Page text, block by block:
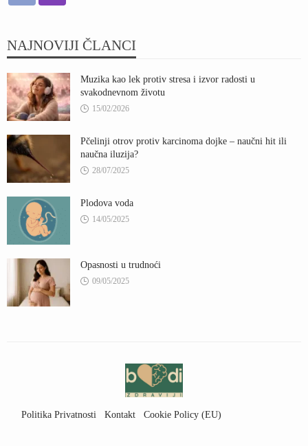
NAJNOVIJI ČLANCI
Muzika kao lek protiv stresa i izvor radosti u
svakodnevnom životu
15/02/2026
Pčelinji otrov protiv karcinoma dojke – naučni hit ili
naučna iluzija?
28/07/2025
Plodova voda
14/05/2025
Opasnosti u trudnoći
09/05/2025
Politika Privatnosti Kontakt Cookie Policy (EU)